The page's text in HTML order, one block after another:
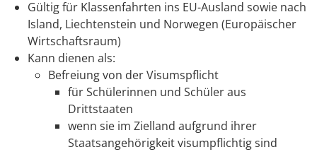
Gültig für Klassenfahrten ins EU-Ausland sowie nach
Island, Liechtenstein und Norwegen (Europäischer
Wirtschaftsraum)
Kann dienen als:
Befreiung von der Visumspflicht
für Schülerinnen und Schüler aus
Drittstaaten
wenn sie im Zielland aufgrund ihrer
Staatsangehörigkeit visumpflichtig sind